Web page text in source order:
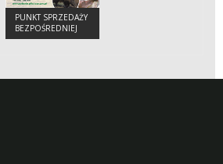
PUNKT SPRZEDAŻY
BEZPOŚREDNIEJ
DZICZYZNY